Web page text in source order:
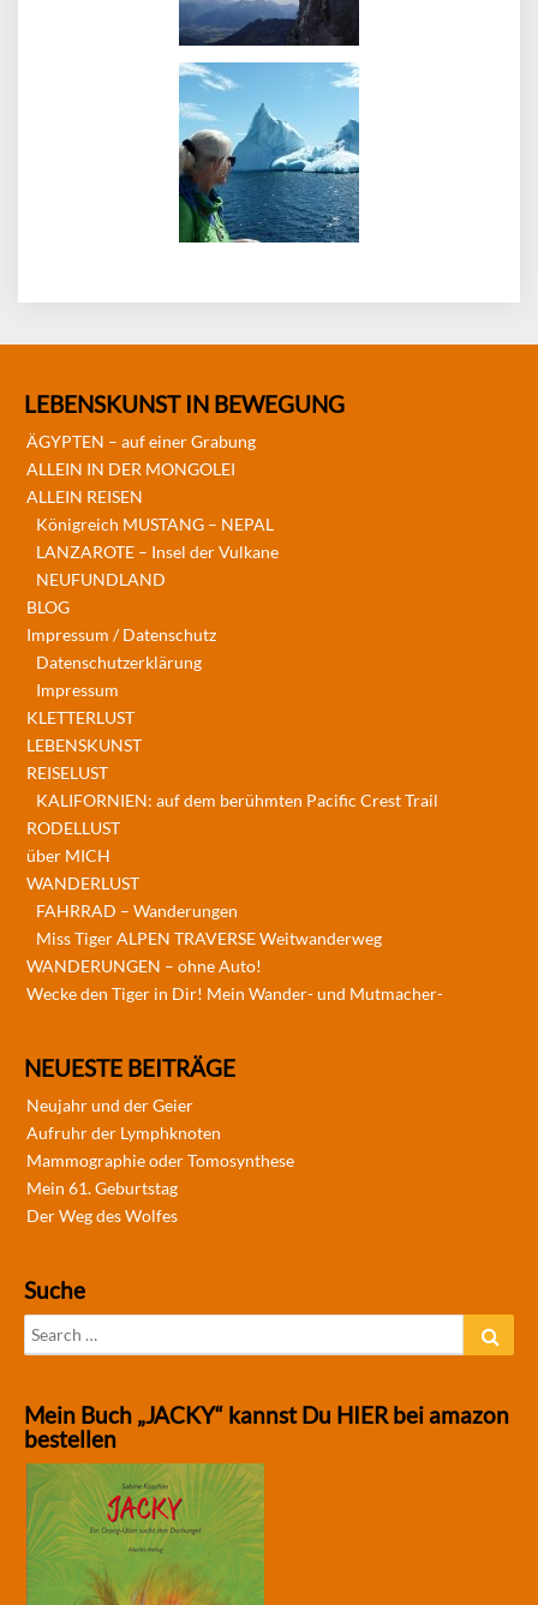
LEBENSKUNST IN BEWEGUNG
ÄGYPTEN – auf einer Grabung
ALLEIN IN DER MONGOLEI
ALLEIN REISEN
Königreich MUSTANG – NEPAL
LANZAROTE – Insel der Vulkane
NEUFUNDLAND
BLOG
Impressum / Datenschutz
Datenschutzerklärung
Impressum
KLETTERLUST
LEBENSKUNST
REISELUST
KALIFORNIEN: auf dem berühmten Pacific Crest Trail
RODELLUST
über MICH
WANDERLUST
FAHRRAD – Wanderungen
Miss Tiger ALPEN TRAVERSE Weitwanderweg
WANDERUNGEN – ohne Auto!
Wecke den Tiger in Dir! Mein Wander- und Mutmacher-
NEUESTE BEITRÄGE
Neujahr und der Geier
Aufruhr der Lymphknoten
Mammographie oder Tomosynthese
Mein 61. Geburtstag
Der Weg des Wolfes
Suche
Search
for:
Mein Buch „JACKY“ kannst Du HIER bei amazon
bestellen